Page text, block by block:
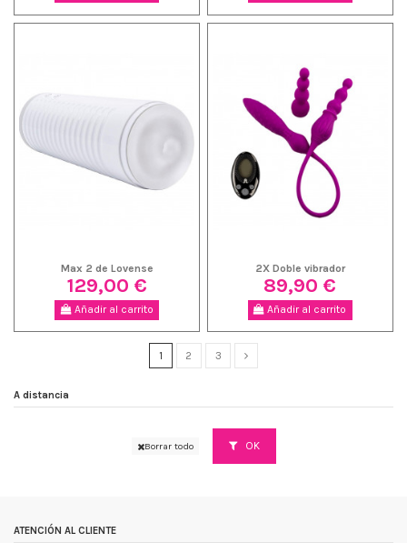
Max 2 de Lovense
129,00 €
Añadir al carrito
2X Doble vibrador
89,90 €
Añadir al carrito
1 2 3
A distancia
Borrar todo OK
ATENCIÓN AL CLIENTE